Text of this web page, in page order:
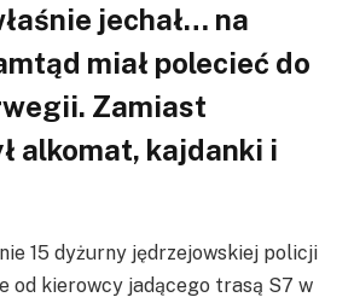
jechał… na
miał polecieć do
Zamiast
alkomat, kajdanki i
15 dyżurny jędrzejowskiej policji
od kierowcy jadącego trasą S7 w